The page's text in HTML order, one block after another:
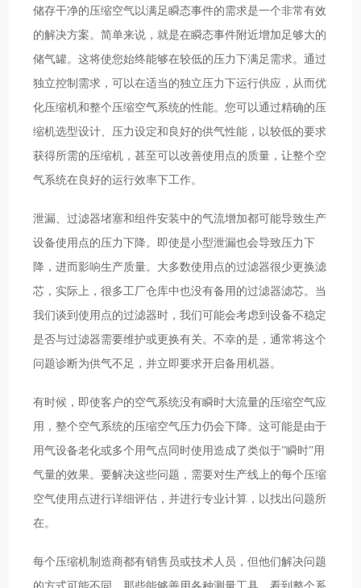
储存干净的压缩空气以满足瞬态事件的需求是一个非常有效
的解决方案。简单来说，就是在瞬态事件附近增加足够大的
储气罐。这将使您始终能够在较低的压力下满足需求。通过
独立控制需求，可以在适当的独立压力下运行供应，从而优
化压缩机和整个压缩空气系统的性能。您可以通过精确的压
缩机选型设计、压力设定和良好的供气性能，以较低的要求
获得所需的压缩机，甚至可以改善使用点的质量，让整个空
气系统在良好的运行效率下工作。
泄漏、过滤器堵塞和组件安装中的气流增加都可能导致生产
设备使用点的压力下降。即使是小型泄漏也会导致压力下
降，进而影响生产质量。大多数使用点的过滤器很少更换滤
芯，实际上，很多工厂仓库中也没有备用的过滤器滤芯。当
我们谈到使用点的过滤器时，我们可能会考虑到设备不稳定
是否与过滤器需要维护或更换有关。不幸的是，通常将这个
问题诊断为供气不足，并立即要求开启备用机器。
有时候，即使客户的空气系统没有瞬时大流量的压缩空气应
用，整个空气系统的压缩空气压力仍会下降。这可能是由于
用气设备老化或多个用气点同时使用造成了类似于”瞬时”用
气量的效果。要解决这些问题，需要对生产线上的每个压缩
空气使用点进行详细评估，并进行专业计算，以找出问题所
在。
每个压缩机制造商都有销售员或技术人员，但他们解决问题
的方式可能不同。那些能够善用各种测量工具，看到整个系